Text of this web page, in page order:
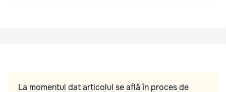
La momentul dat articolul se află în proces de